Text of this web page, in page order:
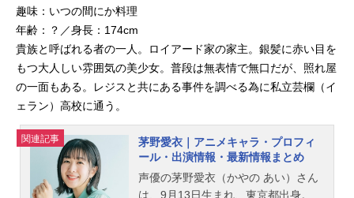
趣味：いつの間にか料理
年齢：？／身長：174cm
貴族と呼ばれる者の一人。ロイアード家の家主。銀髪に赤い目を
もつ大人しい雰囲気の美少女。普段は無表情で無口だが、照れ屋
の一面もある。レジスと共にある事件を調べる為に私立芸欄（イ
ェラン）高校に通う。
関連記事
茅野愛衣｜アニメキャラ・プロフィ
ール・出演情報・最新情報まとめ
声優の茅野愛衣（かやの あい）さん
は、9月13日生まれ、東京都出身。